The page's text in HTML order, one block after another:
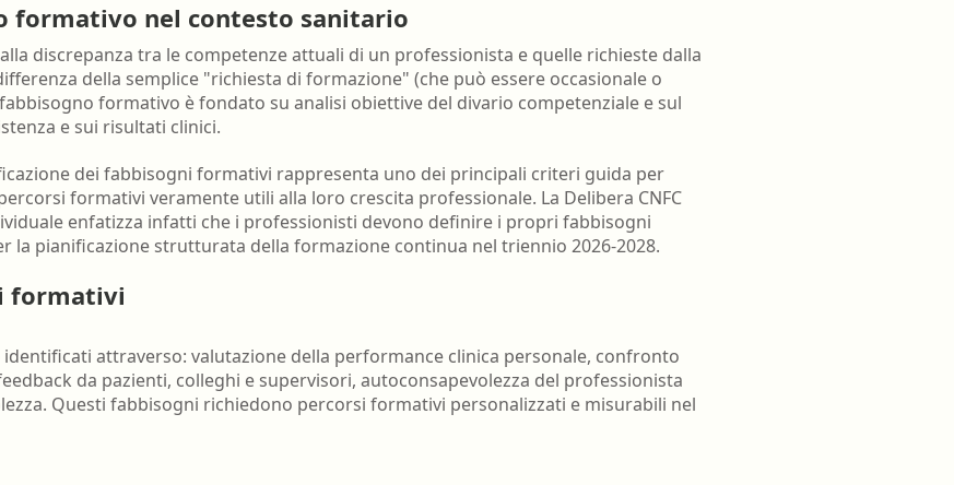
assistente di oftalmologia
o
nell'ambiente e nei luoghi di lavoro
Tecnico della riabilitazione
psichiatrica
Tecnico di neurofisiopatologia
Veterinario - Igiene degli
zootecniche
alimenti di origine animale e
derivati
Veterinario - sanità animale
formativo nel contesto sanitario
discrepanza tra le competenze attuali di un professionista e quelle richieste dalla
della semplice "richiesta di formazione" (che può essere occasionale o
formativo è fondato su analisi obiettive del divario competenziale e sul
e sui risultati clinici.
dei fabbisogni formativi rappresenta uno dei principali criteri guida per
formativi veramente utili alla loro crescita professionale. La Delibera CNFC
enfatizza infatti che i professionisti devono definire i propri fabbisogni
la pianificazione strutturata della formazione continua nel triennio 2026-2028.
formativi
attraverso: valutazione della performance clinica personale, confronto
da pazienti, colleghi e supervisori, autoconsapevolezza del professionista
Questi fabbisogni richiedono percorsi formativi personalizzati e misurabili nel